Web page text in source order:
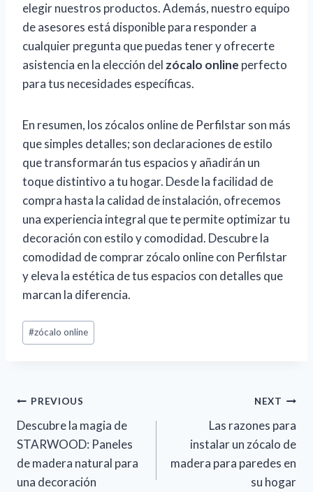
elegir nuestros productos. Además, nuestro equipo
de asesores está disponible para responder a
cualquier pregunta que puedas tener y ofrecerte
asistencia en la elección del zócalo online perfecto
para tus necesidades específicas.
En resumen, los zócalos online de Perfilstar son más
que simples detalles; son declaraciones de estilo
que transformarán tus espacios y añadirán un
toque distintivo a tu hogar. Desde la facilidad de
compra hasta la calidad de instalación, ofrecemos
una experiencia integral que te permite optimizar tu
decoración con estilo y comodidad. Descubre la
comodidad de comprar zócalo online con Perfilstar
y eleva la estética de tus espacios con detalles que
marcan la diferencia.
Post
Tags:
#zócalo online
Post
navigation
PREVIOUS
Descubre la magia de
STARWOOD: Paneles
de madera natural para
una decoración
NEXT
Las razones para
instalar un zócalo de
madera para paredes en
su hogar